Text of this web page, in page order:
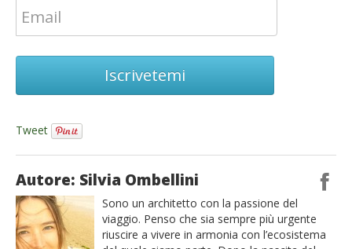
Iscrivetemi
Tweet
Autore: Silvia Ombellini
Sono un architetto con la passione del
viaggio. Penso che sia sempre più urgente
riuscire a vivere in armonia con l’ecosistema